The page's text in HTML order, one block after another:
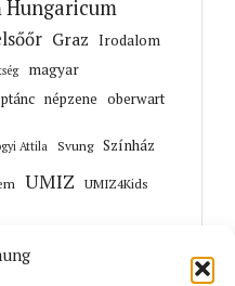
Graz Irodalom
magyar
népzene oberwart
Attila Svung Színház
UMIZ
UMIZ4Kids